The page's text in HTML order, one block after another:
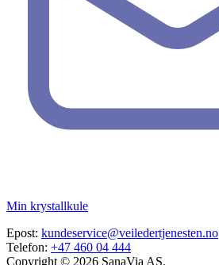
Min krystallkule
Epost: kundeservice@veiledertjenesten.no
Telefon: +47 460 04 444
Copyright © 2026 SanaVia AS.